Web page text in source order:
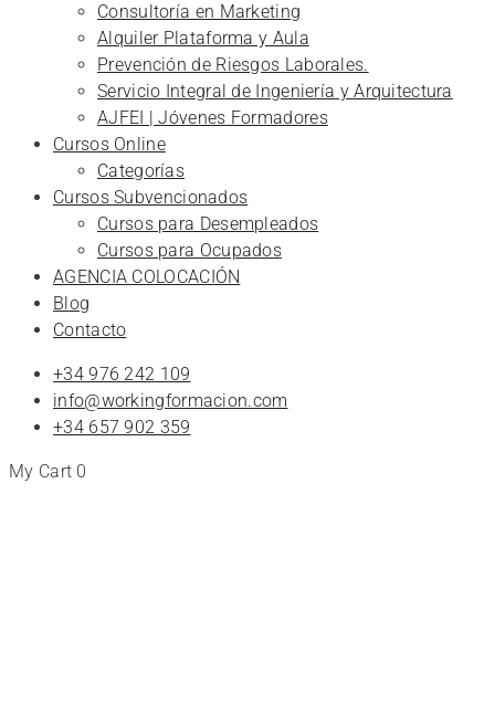
Consultoría en Marketing
Alquiler Plataforma y Aula
Prevención de Riesgos Laborales.
Servicio Integral de Ingeniería y Arquitectura
AJFEI | Jóvenes Formadores
Cursos Online
Categorías
Cursos Subvencionados
Cursos para Desempleados
Cursos para Ocupados
AGENCIA COLOCACIÓN
Blog
Contacto
+34 976 242 109
info@workingformacion.com
+34 657 902 359
My Cart 0